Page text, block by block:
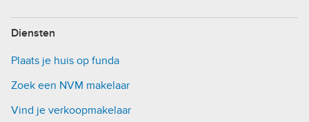
Diensten
Plaats je huis op funda
Zoek een NVM makelaar
Vind je verkoopmakelaar